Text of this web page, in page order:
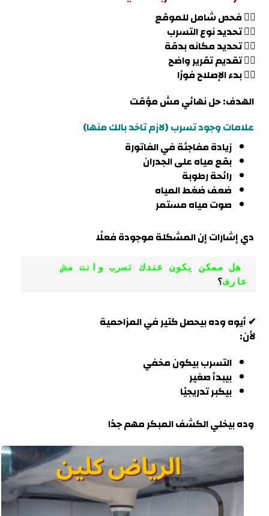
١️⃣ فحص شامل للموقع
٢️⃣ تحديد نوع التسرب
٣️⃣ تحديد مكانه بدقة
٤️⃣ تقديم تقرير واضح
٥️⃣ بدء الإصلاح فورًا
الهدف: حل نهائي مش مؤقت
علامات وجود تسرب (لازم تاخد بالك منها)
زيادة مفاجئة في الفاتورة
بقع مياه على الجدران
رائحة رطوبة
ضعف ضغط المياه
صوت مياه مستمر
دي إشارات إن المشكلة موجودة فعلًا
هل ممكن يكون عندك تسرب وانت مش
عارف؟
✔ أيوه وده بيحصل كتير فيالمزاحمية
لأن:
التسرب بيكون مخفي
بيبدأ صغير
بيكبر تدريجيًا
وده بيخلي الكشف المبكر مهم جدًا